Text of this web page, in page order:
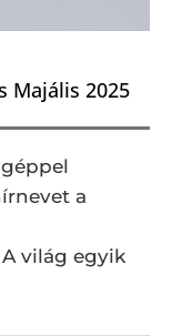
Majális 2025
a
világ egyik